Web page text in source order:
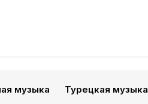
музыка Турецкая музыка